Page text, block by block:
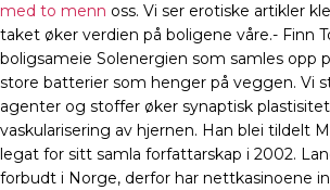
med to menn oss. Vi ser erotiske artikler
taket øker verdien på boligene våre.- Finn
boligsameie Solenergien som samles opp
store batterier som henger på veggen. Vi
agenter og stoffer øker synaptisk
vaskularisering av hjernen. Han blei tildelt
legat for sitt samla forfattarskap i 2002.
forbudt i Norge, derfor har nettkasinoene